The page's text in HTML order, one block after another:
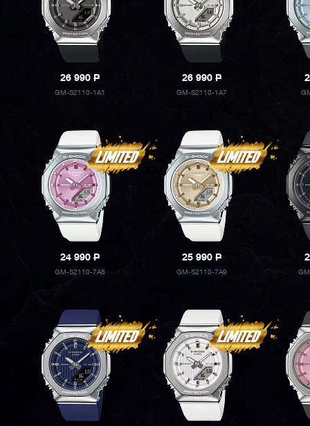
26 990P
GM-S2110-1A1
26 990P
GM-S2110-1A7
24 990P
GM-S2110-7A6
25 990P
GM-S2110-7A9